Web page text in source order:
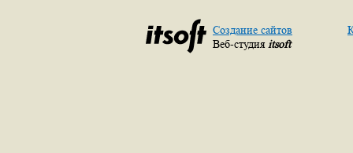
Создание сайтов
Веб-студия itsoft